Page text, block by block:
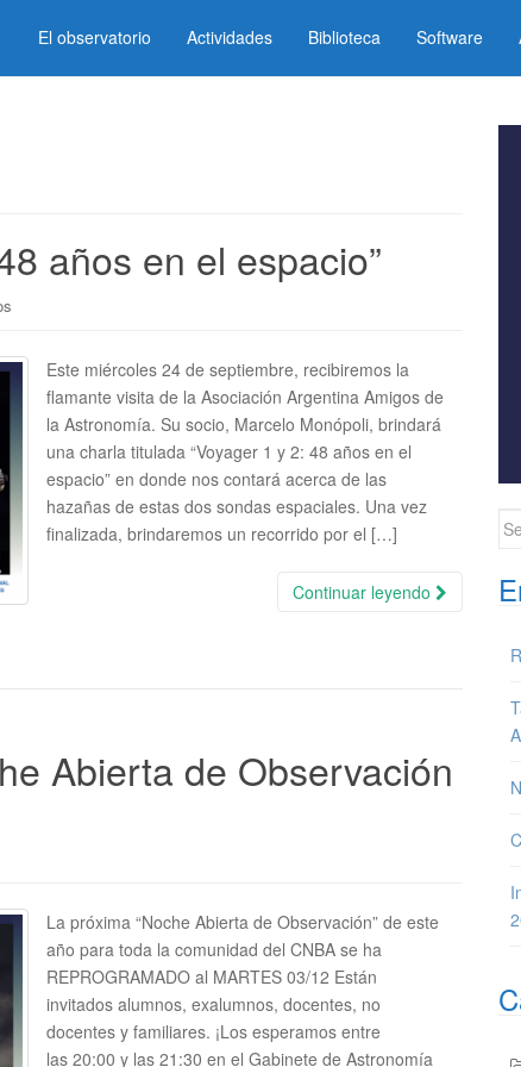
El observatorio Actividades Biblioteca Software
años en el espacio”
Este miércoles 24 de septiembre, recibiremos la
flamante visita de la Asociación Argentina Amigos de
la Astronomía. Su socio, Marcelo Monópoli, brindará
una charla titulada “Voyager 1 y 2: 48 años en el
espacio” en donde nos contará acerca de las
hazañas de estas dos sondas espaciales. Una vez
finalizada, brindaremos un recorrido por el […]
Continuar leyendo
Abierta de Observación
La próxima “Noche Abierta de Observación” de este
año para toda la comunidad del CNBA se ha
REPROGRAMADO al MARTES 03/12 Están
invitados alumnos, exalumnos, docentes, no
docentes y familiares. ¡Los esperamos entre
las 20:00 y las 21:30 en el Gabinete de Astronomía